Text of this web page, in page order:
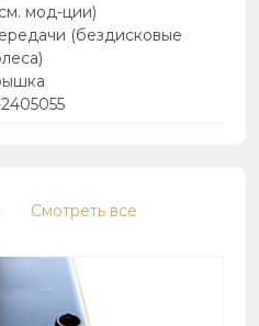
мод-ции)
(бездисковые
Смотреть все